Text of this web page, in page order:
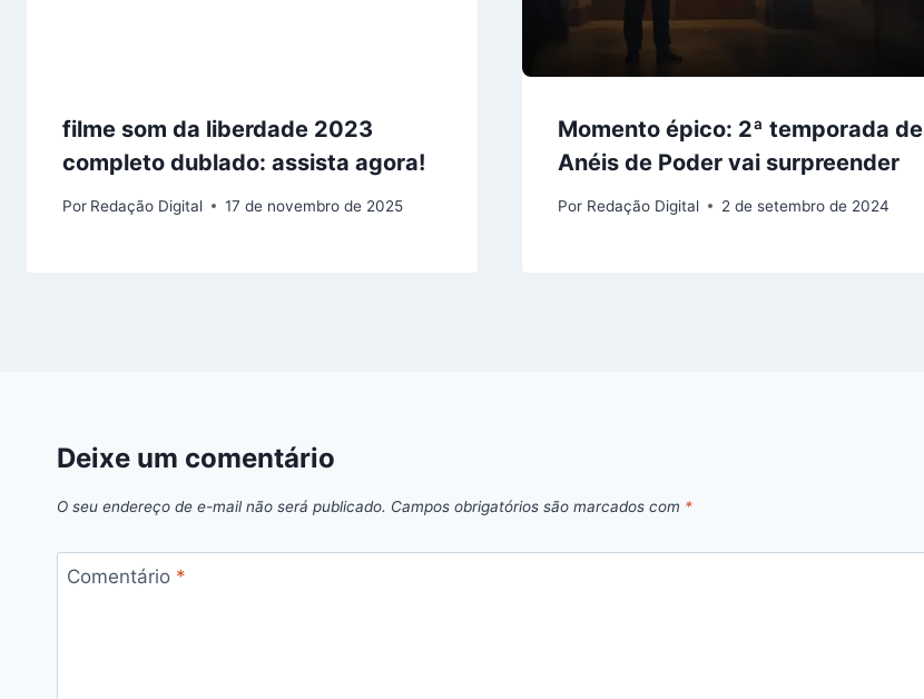
filme som da liberdade 2023
completo dublado: assista agora!
Por Redação Digital 17 de novembro de 2025
Momento épico: 2ª temporada de
Anéis de Poder vai surpreender
Por Redação Digital 2 de setembro de 2024
Deixe um comentário
O seu endereço de e-mail não será publicado. Campos obrigatórios são marcados com *
Comentário *